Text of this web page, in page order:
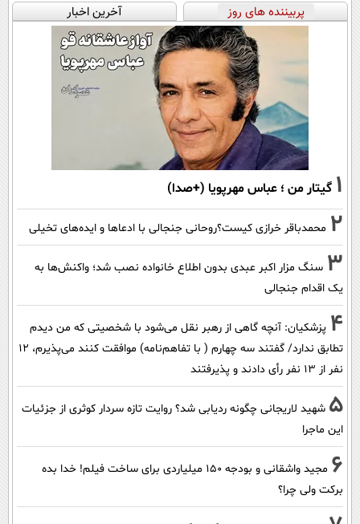
پربیننده های روز آخرین اخبار
1 گیتار من ؛ عباس مهرپویا (+صدا)
2 محمدباقر خرازی کیست؟روحانی جنجالی با ادعاها و ایده‌های تخیلی
3 سنگ مزار اکبر عبدی بدون اطلاع خانواده نصب شد؛ واکنش‌ها به
یک اقدام جنجالی
4 پزشکیان‌: آنچه گاهی از رهبر نقل می‌شود با شخصیتی که من دیدم
تطابق ندارد/ گفتند سه چهارم ( با تفاهم‌نامه) موافقت کنند می‌پذیرم، 12
نفر از 13 نفر رأی دادند و پذیرفتند
5 شهید لاریجانی چگونه ردیابی شد؟ روایت تازه سردار کوثری از جزئیات
این ماجرا
6
مجید واشقانی و بودجه 150 میلیاردی برای ساخت فیلم! خدا بده
برکت ولی چرا؟